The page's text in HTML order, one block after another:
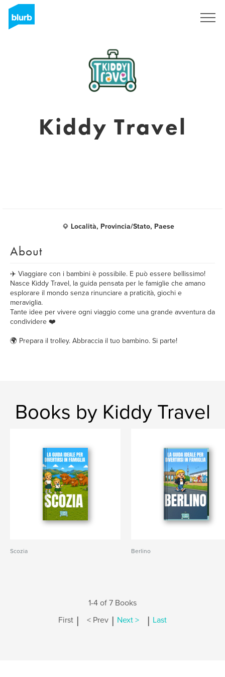
Kiddy Travel
Località, Provincia/Stato, Paese
About
✈️ Viaggiare con i bambini è possibile. E può essere bellissimo!
Nasce Kiddy Travel, la guida pensata per le famiglie che amano
esplorare il mondo senza rinunciare a praticità, giochi e
meraviglia.
Tante idee per vivere ogni viaggio come una grande avventura da
condividere ❤️
🌍 Prepara il trolley. Abbraccia il tuo bambino. Si parte!
Books by Kiddy Travel
Scozia Berlino
1-4 of 7 Books
First | < Prev | Next > | Last